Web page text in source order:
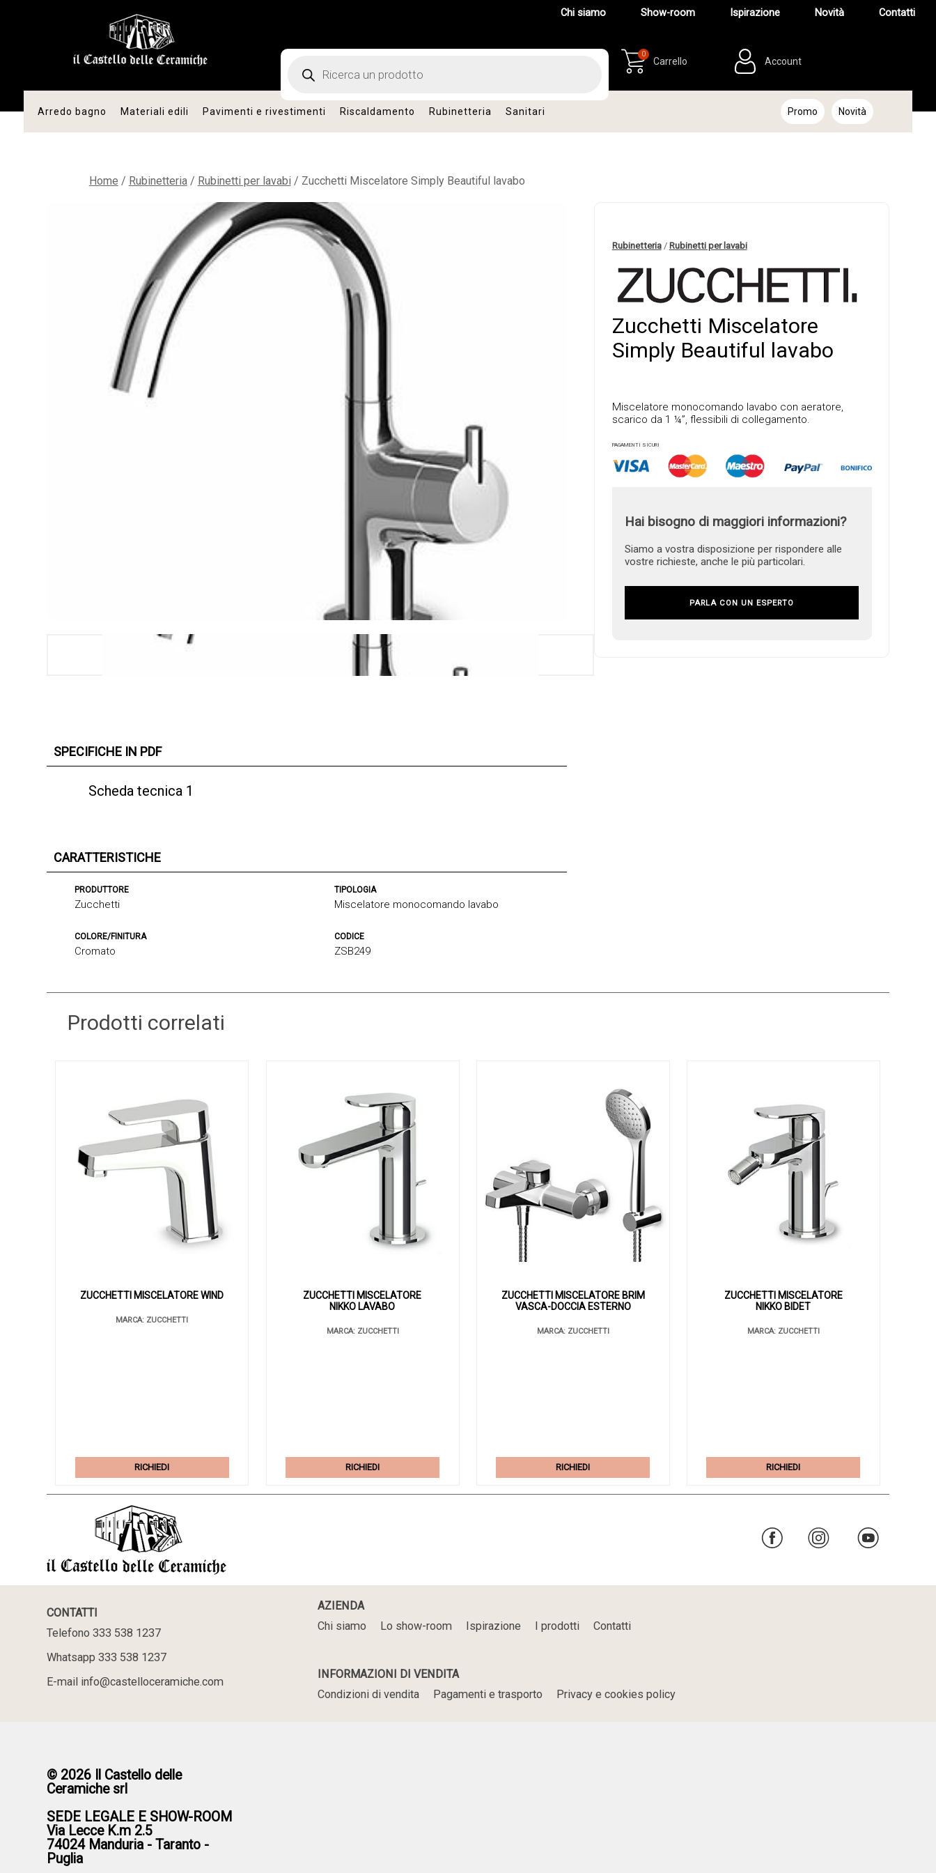
Carrello
0
Account
Chi siamo Show-room Ispirazione Novità Contatti
Promo Novità
Arredo bagno Materiali edili Pavimenti e rivestimenti Riscaldamento Rubinetteria Sanitari
Home / Rubinetteria/ Rubinetti per lavabi / Zucchetti Miscelatore Simply Beautiful lavabo
Rubinetteria/ Rubinetti per lavabi
Zucchetti Miscelatore
Simply Beautiful lavabo
Miscelatore monocomando lavabo con aeratore,
scarico da 1 ¼”, flessibili di collegamento.
PAGAMENTI SICURI
Hai bisogno di maggiori informazioni?
Siamo a vostra disposizione per rispondere alle
vostre richieste, anche le più particolari.
PARLA CON UN ESPERTO
SPECIFICHE IN PDF
Scheda tecnica 1
CARATTERISTICHE
PRODUTTORE
Zucchetti
TIPOLOGIA
Miscelatore monocomando lavabo
COLORE/FINITURA
Cromato
CODICE
ZSB249
Prodotti correlati
ZUCCHETTI MISCELATORE WIND
MARCA: ZUCCHETTI
RICHIEDI
ZUCCHETTI MISCELATORE
NIKKO LAVABO
MARCA: ZUCCHETTI
RICHIEDI
ZUCCHETTI MISCELATORE BRIM
VASCA-DOCCIA ESTERNO
MARCA: ZUCCHETTI
RICHIEDI
ZUCCHETTI MISCELATORE
NIKKO BIDET
MARCA: ZUCCHETTI
RICHIEDI
CONTATTI
Telefono 333 538 1237
Whatsapp 333 538 1237
E-mail info@castelloceramiche.com
AZIENDA
Chi siamo
Lo show-room Ispirazione I prodotti Contatti
INFORMAZIONI DI VENDITA
Condizioni di vendita
Pagamenti e trasporto Privacy e cookies policy
© 2026 Il Castello delle
Ceramiche srl
SEDE LEGALE E SHOW-ROOM
Via Lecce K.m 2.5
74024 Manduria - Taranto -
Puglia